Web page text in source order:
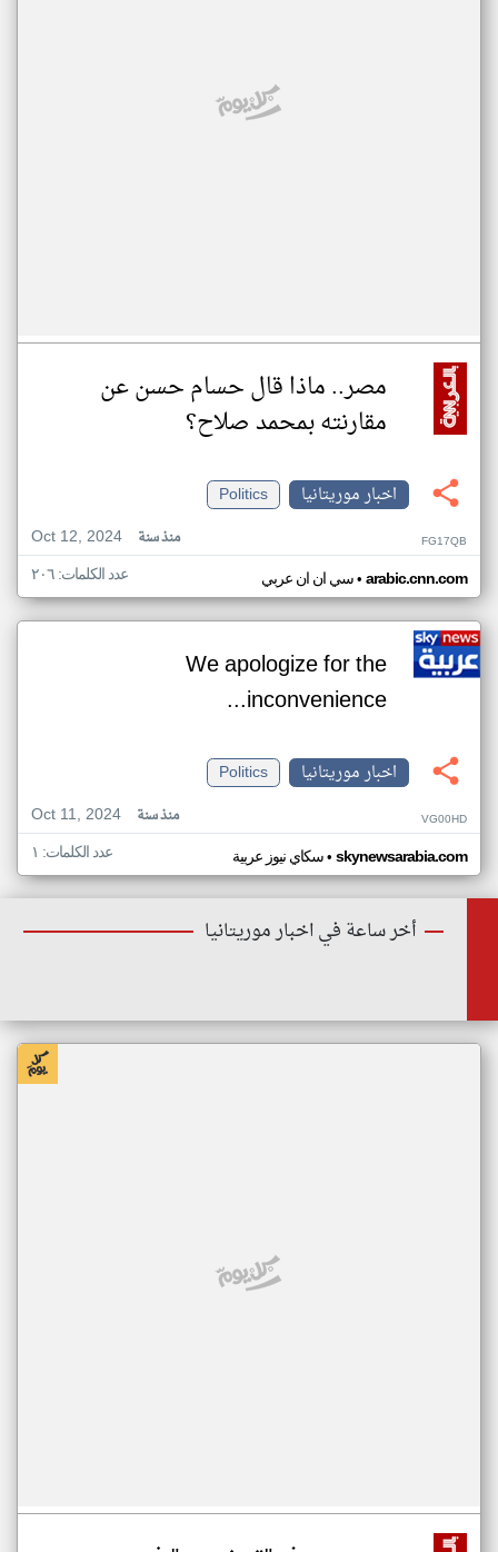
مصر.. ماذا قال حسام حسن عن
مقارنته بمحمد صلاح؟
اخبار موريتانيا
Politics
Oct 12, 2024
منذ سنة FG17QB
سي ان ان عربي• arabic.cnn.com عدد الكلمات: ٢٠٦
We apologize for the
inconvenience...
اخبار موريتانيا
Politics
Oct 11, 2024
منذ سنة VG00HD
سكاي نيوز عربية• skynewsarabia.com عدد الكلمات: ١
أخر ساعة في اخبار موريتانيا